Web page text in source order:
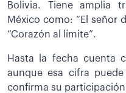
Bolivia. Tiene amplia
México como: “El señor
“Corazón al límite”.
Hasta la fecha cuenta
aunque esa cifra
confirma su participación